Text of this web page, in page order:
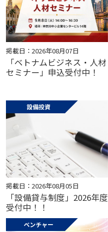
掲載日：2026年08月07日
「ベトナムビジネス・人材
セミナー」申込受付中！
設備投資
掲載日：2026年08月05日
「設備貸与制度」2026年度
受付中！！
ベンチャー